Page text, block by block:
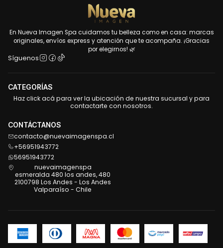
En Nueva Imagen Spa cuidamos tu belleza como en casa: marcas
originales, envíos express y atención que te acompaña. ¡Gracias
por elegirnos! 🌿
Síguenos
CATEGORÍAS
Haz click acá para ver la ubicación de nuestra sucursal y para
contactarte con nosotros.
CONTÁCTANOS
contacto@nuevaimagenspa.cl
+56951943772
56951943772
nuevaimagenspa
esmeralda 480 los andes, 480
2100798 Los Andes - Los Andes
Valparaíso - Chile